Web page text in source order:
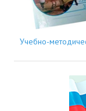
Учебно-